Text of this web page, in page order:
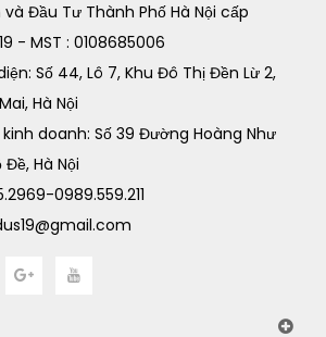
và Đầu Tư Thành Phố Hà Nội cấp
- MST : 0108685006
Số 44, Lô 7, Khu Đô Thị Đền Lừ 2,
Hà Nội
doanh: Số 39 Đường Hoàng Như
Hà Nội
0989.559.211